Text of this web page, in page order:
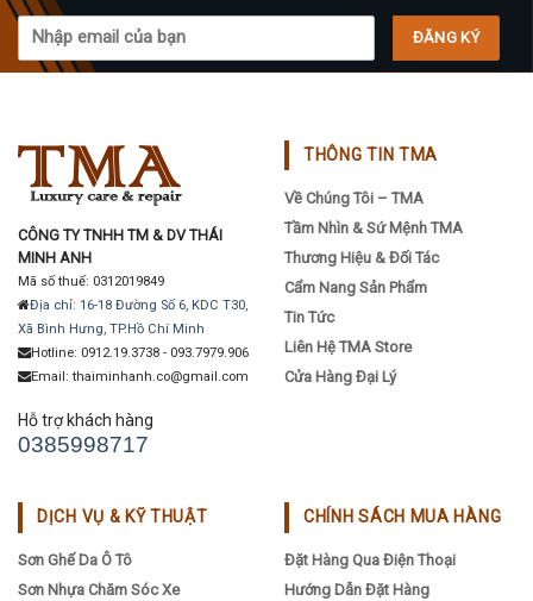
page
CÔNG TY TNHH TM & DV THÁI
MINH ANH
Mã số thuế: 0312019849
Địa chỉ: 16-18 Đường Số 6, KDC T30,
Xã Bình Hưng, TP.Hồ Chí Minh
Hotline: 0912.19.3738 - 093.7979.906
Email: thaiminhanh.co@gmail.com
Hỗ trợ khách hàng
0385998717
THÔNG TIN TMA
Về Chúng Tôi – TMA
Tầm Nhìn & Sứ Mệnh TMA
Thương Hiệu & Đối Tác
Cẩm Nang Sản Phẩm
Tin Tức
Liên Hệ TMA Store
Cửa Hàng Đại Lý
DỊCH VỤ & KỸ THUẬT
Sơn Ghế Da Ô Tô
Sơn Nhựa Chăm Sóc Xe
CHÍNH SÁCH MUA HÀNG
Đặt Hàng Qua Điện Thoại
Hướng Dẫn Đặt Hàng